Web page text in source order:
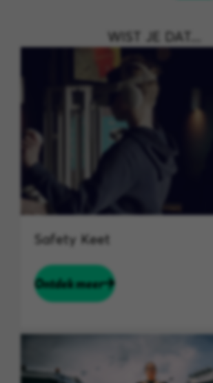
WIST JE DAT....
Safety Keet
Ontdek meer